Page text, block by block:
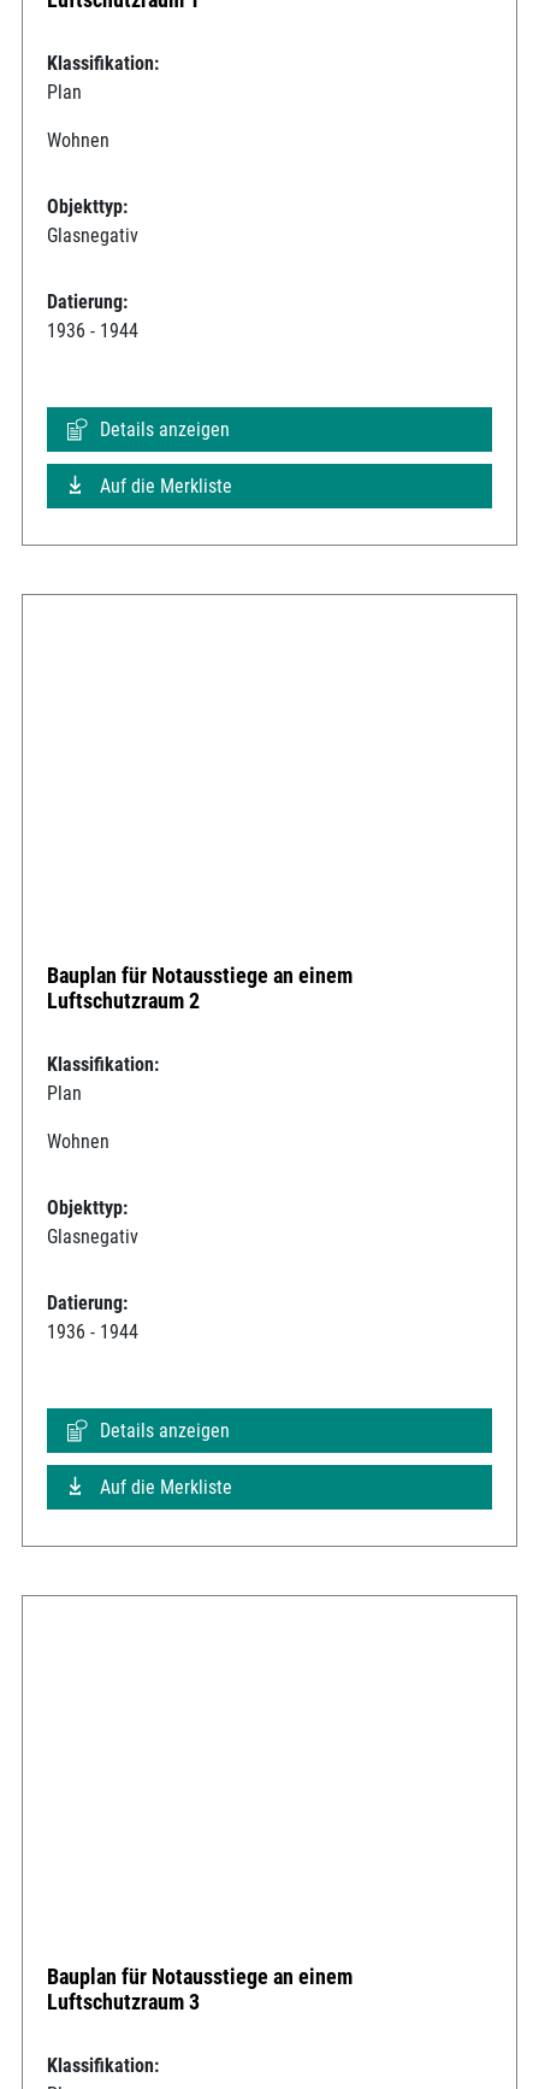
Klassifikation:
Plan
Wohnen
Objekttyp:
Glasnegativ
Datierung:
1936 - 1944
Details anzeigen
Auf die Merkliste
Bauplan für Notausstiege an einem
Luftschutzraum 2
Klassifikation:
Plan
Wohnen
Objekttyp:
Glasnegativ
Datierung:
1936 - 1944
Details anzeigen
Auf die Merkliste
Bauplan für Notausstiege an einem
Luftschutzraum 3
Klassifikation: